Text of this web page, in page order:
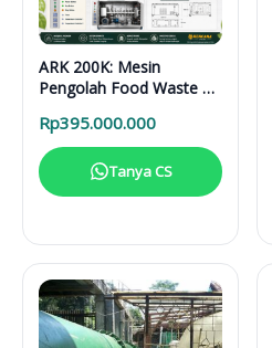
ARK 200K: Mesin
Pengolah Food Waste 24
Restoran, dan Kafe
Rp395.000.000
Tanya CS